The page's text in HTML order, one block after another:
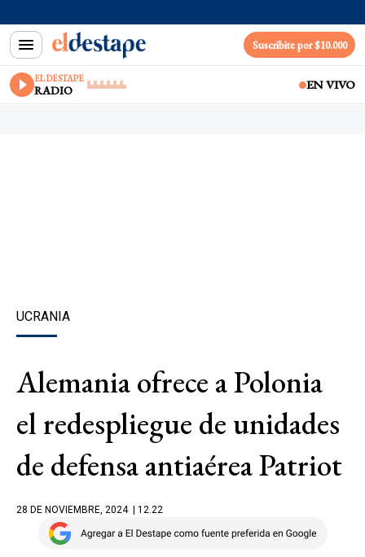
Suscribite por $10.000
EL DESTAPE
RADIO EN VIVO
UCRANIA
Alemania ofrece a Polonia
el redespliegue de unidades
de defensa antiaérea Patriot
28 DE NOVIEMBRE, 2024 | 12.22